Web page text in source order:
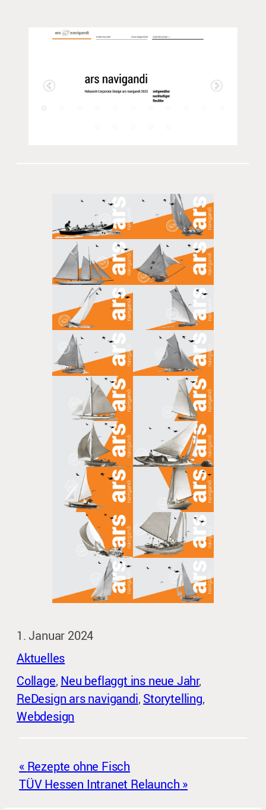
1. Januar 2024
Aktuelles
Collage, Neu beflaggt ins neue Jahr
ReDesign ars navigandi, Storytelling
Webdesign
Rezepte ohne Fisch
TÜV Hessen Intranet Relaunch